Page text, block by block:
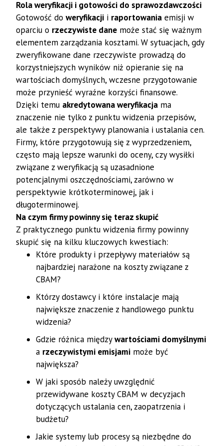
Rola weryfikacji i gotowości do sprawozdawczości
Gotowość do weryfikacji i raportowania emisji w
oparciu o rzeczywiste dane może stać się ważnym
elementem zarządzania kosztami. W sytuacjach, gdy
zweryfikowane dane rzeczywiste prowadzą do
korzystniejszych wyników niż opieranie się na
wartościach domyślnych, wczesne przygotowanie
może przynieść wyraźne korzyści finansowe.
Dzięki temu akredytowana weryfikacja ma
znaczenie nie tylko z punktu widzenia przepisów,
ale także z perspektywy planowania i ustalania cen.
Firmy, które przygotowują się z wyprzedzeniem,
często mają lepsze warunki do oceny, czy wysiłki
związane z weryfikacją są uzasadnione
potencjalnymi oszczędnościami, zarówno w
perspektywie krótkoterminowej, jak i
długoterminowej.
Na czym firmy powinny się teraz skupić
Z praktycznego punktu widzenia firmy powinny
skupić się na kilku kluczowych kwestiach:
Które produkty i przepływy materiałów są
najbardziej narażone na koszty związane z
CBAM?
Którzy dostawcy i które instalacje mają
największe znaczenie z handlowego punktu
widzenia?
Gdzie różnica międzywartościami domyślnymi
a rzeczywistymi emisjami może być
największa?
W jaki sposób należy uwzględnić
przewidywane koszty CBAM w decyzjach
dotyczących ustalania cen, zaopatrzenia i
budżetu?
Jakie systemy lub procesy są niezbędne do